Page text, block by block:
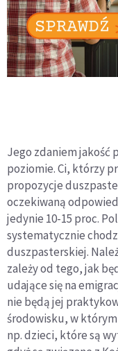
Jego zdaniem jakość
poziomie. Ci, którzy
propozycje
oczekiwaną
jedynie 10-15 proc.
systematycznie
duszpasterskiej.
zależy od tego, jak
udające się na
nie będą jej
środowisku, w
np. dzieci, które są